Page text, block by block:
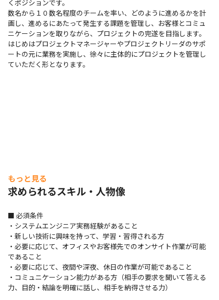
くポジションです。
数名から１０数名程度のチームを率い、どのように進めるかを計
画し、進めるにあたって発生する課題を管理し、お客様とコミュ
ニケーションを取りながら、プロジェクトの完遂を目指します。
はじめはプロジェクトマネージャーやプロジェクトリーダのサポ
ートの元に業務を実施し、徐々に主体的にプロジェクトを管理し
ていただく形となります。
もっと見る
求められるスキル・人物像
■ 必須条件
・システムエンジニア実務経験があること
・新しい技術に興味を持って、学習・習得される方
・必要に応じて、オフィスやお客様先でのオンサイト作業が可能
であること
・必要に応じて、夜間や深夜、休日の作業が可能であること
・コミュニケーション能力がある方（相手の要求を聞いて答える
力、目的・結論を明確に話し、相手を納得させる力）